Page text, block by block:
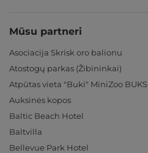
Mūsu partneri
Asociacija Skrisk oro balionu
Atostogų parkas (Žibininkai)
Atpūtas vieta "Buki" MiniZoo BUKS
Auksinės kopos
Baltic Beach Hotel
Baltvilla
Bellevue Park Hotel